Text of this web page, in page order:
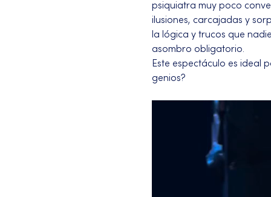
psiquiatra muy poco
ilusiones, carcajadas y
la lógica y trucos que
asombro obligatorio.
Este espectáculo es ideal
genios?